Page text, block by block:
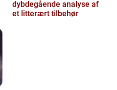
dybdegående analyse af
et litterært tilbehør